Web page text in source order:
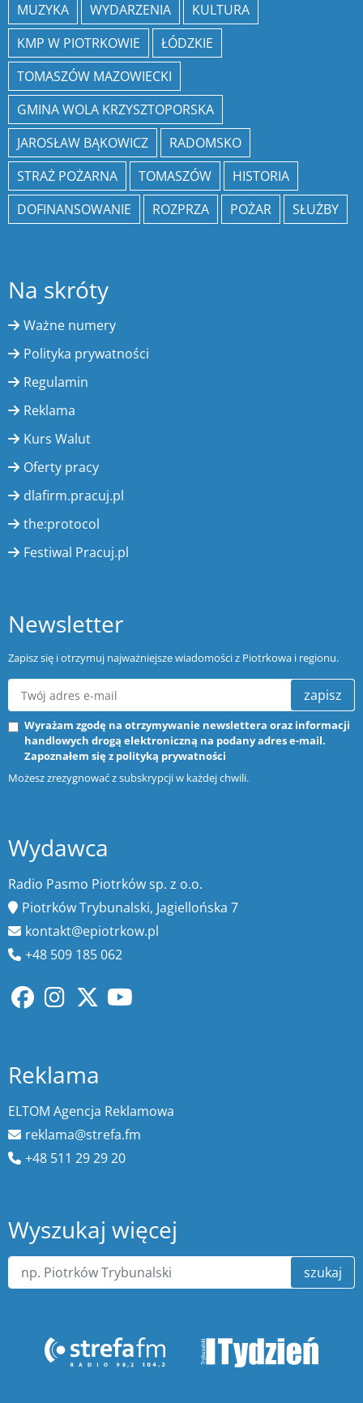
MUZYKA
WYDARZENIA
KULTURA
KMP W PIOTRKOWIE
ŁÓDZKIE
TOMASZÓW MAZOWIECKI
GMINA WOLA KRZYSZTOPORSKA
JAROSŁAW BĄKOWICZ
RADOMSKO
STRAŻ POŻARNA
TOMASZÓW
HISTORIA
DOFINANSOWANIE
ROZPRZA POŻAR SŁUŻBY
Na skróty
Ważne numery
Polityka prywatności
Regulamin
Reklama
Kurs Walut
Oferty pracy
dlafirm.pracuj.pl
the:protocol
Festiwal Pracuj.pl
Newsletter
Zapisz się i otrzymuj najważniejsze wiadomości z Piotrkowa i regionu.
zapisz
Wyrażam zgodę na otrzymywanie newslettera oraz informacji
handlowych drogą elektroniczną na podany adres e-mail.
Zapoznałem się z polityką prywatności
Możesz zrezygnować z subskrypcji w każdej chwili.
Wydawca
Radio Pasmo Piotrków sp. z o.o.
Piotrków Trybunalski, Jagiellońska 7
kontakt@epiotrkow.pl
+48 509 185 062
Reklama
ELTOM Agencja Reklamowa
reklama@strefa.fm
+48 511 29 29 20
Wyszukaj więcej
szukaj